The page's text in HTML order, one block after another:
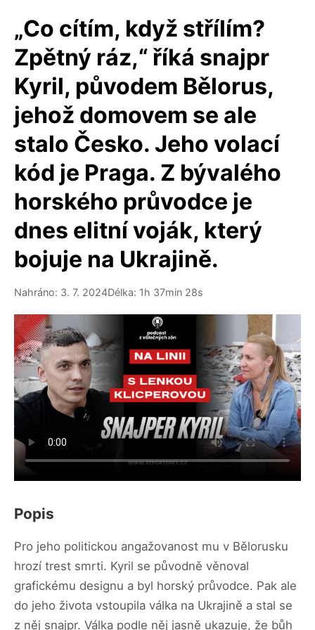
„Co cítím, když střílím?
Zpětný ráz,“ říká snajpr
Kyril, původem Bělorus,
jehož domovem se ale
stalo Česko. Jeho volací
kód je Praga. Z bývalého
horského průvodce je
dnes elitní voják, který
bojuje na Ukrajině.
Nahráno: 3. 7. 2024Délka: 1h 37min 28s
Popis
Pro jeho politickou angažovanost mu v Bělorusku
hrozí trest smrti. Kyril se původně věnoval
grafickému designu a byl horský průvodce. Pak ale
do jeho života vstoupila válka na Ukrajině a stal se
z něj snajpr. Válka podle něj jasně ukazuje, že bůh